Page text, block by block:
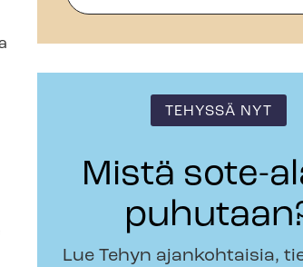
TEHYSSÄ NYT
Mistä sote-
Lue Tehyn ajankohtaisia,